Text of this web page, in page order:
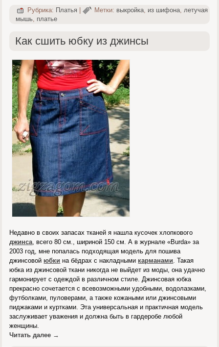
Рубрика: Платья | Метки: выкройка, из шифона,летучая
мышь
платье
Как сшить юбку из джинсы
Недавно в своих запасах тканей я нашла кусочек хлопкового
джинса , всего 80 см., шириной 150 см. А в журнале «Burda» за
2003 год, мне попалась подходящая модель для пошива
джинсовой юбки на бёдрах с накладными карманами . Такая
юбка из джинсовой ткани никогда не выйдет из моды, она удачно
гармонирует с одеждой в различном стиле. Джинсовая юбка
прекрасно сочетается с всевозможными удобными, водолазками,
футболками, пуловерами, а также кожаными или джинсовыми
пиджаками и куртками. Эта универсальная и практичная модель
заслуживает уважения и должна быть в гардеробе любой
женщины.
Читать далее →